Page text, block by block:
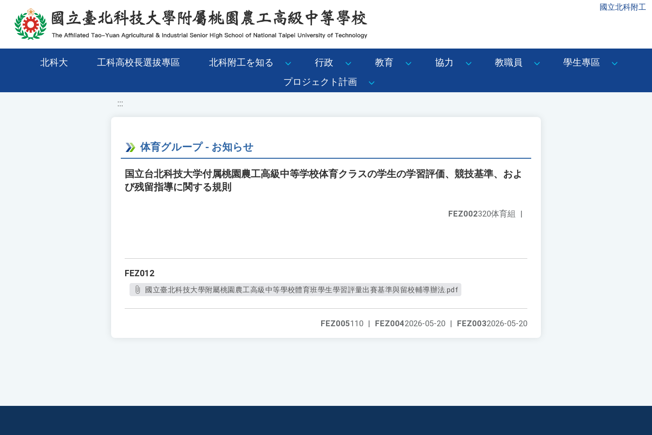
移至網頁之主要內容區位置 國立北科附工
北科大 工科高校長選拔專區 北科附工を知る 行政 教育 協力 教職員
學生專區
プロジェクト計画
:::
体育グループ - お知らせ
国立台北科技大学付属桃園農工高級中等学校体育クラスの学生の学習評価、競技基準、およ
び残留指導に関する規則
FEZ002320体育組 |
FEZ012
國立臺北科技大學附屬桃園農工高級中等學校體育班學生學習評量出賽基準與留校輔導辦法.pdf
FEZ0032026-05-20
FEZ0042026-05-20 |
FEZ005110 |